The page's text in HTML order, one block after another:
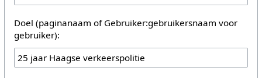
Doel (paginanaam of Gebruiker:gebruikersnaam voor
gebruiker):